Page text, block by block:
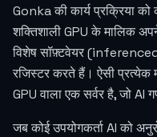
Gonka की कार्य प्रक्रिया
शक्तिशाली GPU के मालिक
विशेष सॉफ़्टवेयर
रजिस्टर करते हैं। ऐसी प्रत्येक
GPU वाला एक सर्वर है, जो AI
जब कोई उपयोगकर्ता AI को